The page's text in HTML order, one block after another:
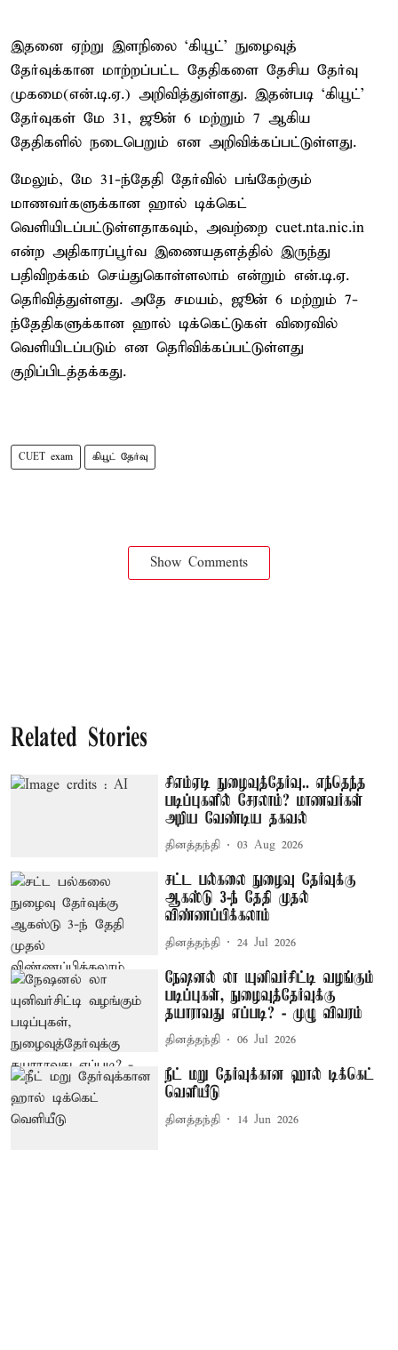
இதனை ஏற்று இளநிலை ‘கியூட்’ நுழைவுத்
தேர்வுக்கான மாற்றப்பட்ட தேதிகளை தேசிய தேர்வு
முகமை(என்.டி.ஏ.) அறிவித்துள்ளது. இதன்படி ‘கியூட்’
தேர்வுகள் மே 31, ஜூன் 6 மற்றும் 7 ஆகிய
தேதிகளில் நடைபெறும் என அறிவிக்கப்பட்டுள்ளது.
மேலும், மே 31-ந்தேதி தேர்வில் பங்கேற்கும்
மாணவர்களுக்கான ஹால் டிக்கெட்
வெளியிடப்பட்டுள்ளதாகவும், அவற்றை cuet.nta.nic.in
என்ற அதிகாரப்பூர்வ இணையதளத்தில் இருந்து
பதிவிறக்கம் செய்துகொள்ளலாம் என்றும் என்.டி.ஏ.
தெரிவித்துள்ளது. அதே சமயம், ஜூன் 6 மற்றும் 7-
ந்தேதிகளுக்கான ஹால் டிக்கெட்டுகள் விரைவில்
வெளியிடப்படும் என தெரிவிக்கப்பட்டுள்ளது
குறிப்பிடத்தக்கது.
CUET exam கியூட் தேர்வு
Show Comments
Related Stories
சிஎம்ஏடி நுழைவுத்தேர்வு.. எந்தெந்த
படிப்புகளில் சேரலாம்? மாணவர்கள்
அறிய வேண்டிய தகவல்
தினத்தந்தி 03 Aug 2026
சட்ட பல்கலை நுழைவு தேர்வுக்கு
ஆகஸ்டு 3-ந் தேதி முதல்
விண்ணப்பிக்கலாம்
தினத்தந்தி 24 Jul 2026
நேஷனல் லா யுனிவர்சிட்டி வழங்கும்
படிப்புகள், நுழைவுத்தேர்வுக்கு
தயாராவது எப்படி? - முழு விவரம்
தினத்தந்தி 06 Jul 2026
நீட் மறு தேர்வுக்கான ஹால் டிக்கெட்
வெளியீடு
தினத்தந்தி 14 Jun 2026